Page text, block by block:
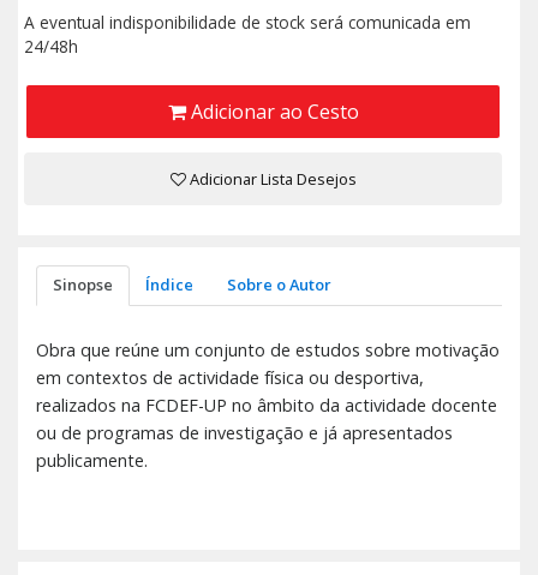
A eventual indisponibilidade de stock será comunicada em
24/48h
Adicionar ao Cesto
Adicionar Lista Desejos
Sinopse Índice Sobre o Autor
Obra que reúne um conjunto de estudos sobre motivação
em contextos de actividade física ou desportiva,
realizados na FCDEF-UP no âmbito da actividade docente
ou de programas de investigação e já apresentados
publicamente.